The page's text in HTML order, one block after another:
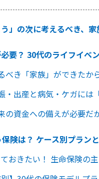
う」の次に考えるべき、
要？ 30代のライフイベ
べき「家族」ができたか
・出産と病気・ケガには
の資金への備えが必要だ
険は？ ケース別プラン
おきたい！ 生命保険の